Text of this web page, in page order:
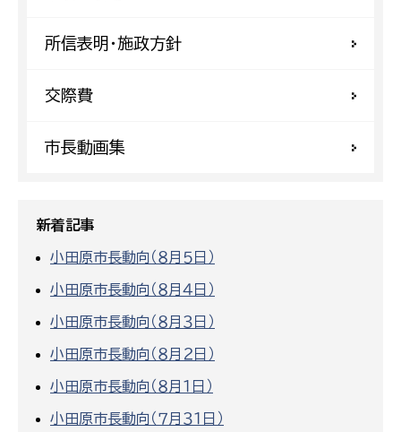
所信表明・施政方針
交際費
市長動画集
新着記事
小田原市長動向（８月５日）
小田原市長動向（８月４日）
小田原市長動向（８月３日）
小田原市長動向（８月２日）
小田原市長動向（８月１日）
小田原市長動向（７月３１日）